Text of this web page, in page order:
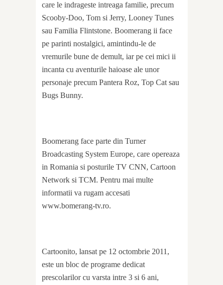
care le indrageste intreaga familie, precum
Scooby-Doo, Tom si Jerry, Looney Tunes
sau Familia Flintstone. Boomerang ii face
pe parinti nostalgici, amintindu-le de
vremurile bune de demult, iar pe cei mici ii
incanta cu aventurile haioase ale unor
personaje precum Pantera Roz, Top Cat sau
Bugs Bunny.
Boomerang face parte din Turner
Broadcasting System Europe, care opereaza
in Romania si posturile TV CNN, Cartoon
Network si TCM. Pentru mai multe
informatii va rugam accesati
www.bomerang-tv.ro.
Cartoonito, lansat pe 12 octombrie 2011,
este un bloc de programe dedicat
prescolarilor cu varsta intre 3 si 6 ani,